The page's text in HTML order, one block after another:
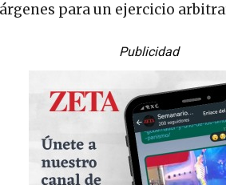
para un ejercicio
Publicidad